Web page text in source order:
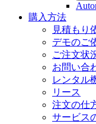
購入方法
見積もり
デモのご
ご注文状
お問い合
レンタル
リース
注文の仕
サービス